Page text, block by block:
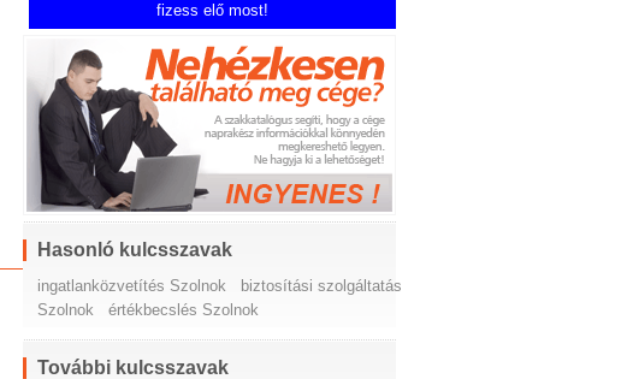
fizess elő most!
Hasonló kulcsszavak
ingatlanközvetítés Szolnok
biztosítási szolgáltatás
Szolnok
értékbecslés Szolnok
További kulcsszavak